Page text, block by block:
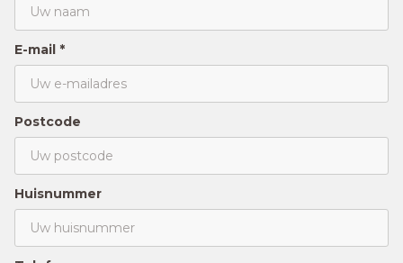
E-mail *
Postcode
Huisnummer